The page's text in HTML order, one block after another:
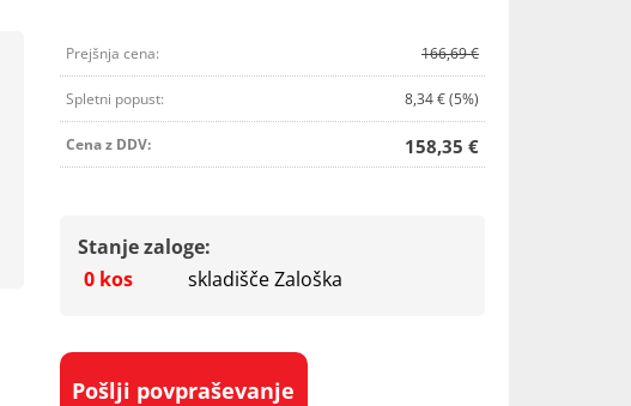
Prejšnja cena: 166,69 €
Spletni popust: 8,34 € (5%)
Cena z DDV: 158,35 €
Stanje zaloge:
0 kos
skladišče Zaloška
Pošlji povpraševanje